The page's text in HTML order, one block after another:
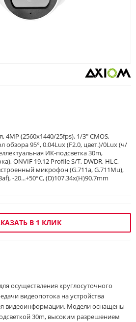
4MP (2560x1440/25fps), 1/3" CMOS,
обзора 95°, 0.04Lux (F2.0, цвет.)/0Lux (ч/
ИК-подсветка 30m,
ONVIF 19.12 Profile S/T, DWDR, HLC,
микрофон (G.711a, G.711Mu),
-20...+50°C, (D)107.34х(H)90.7mm
В 1 КЛИК
осуществления круглосуточного
видеопотока на устройства
видеоинформации. Модели оснащены
30m, высоким разрешением